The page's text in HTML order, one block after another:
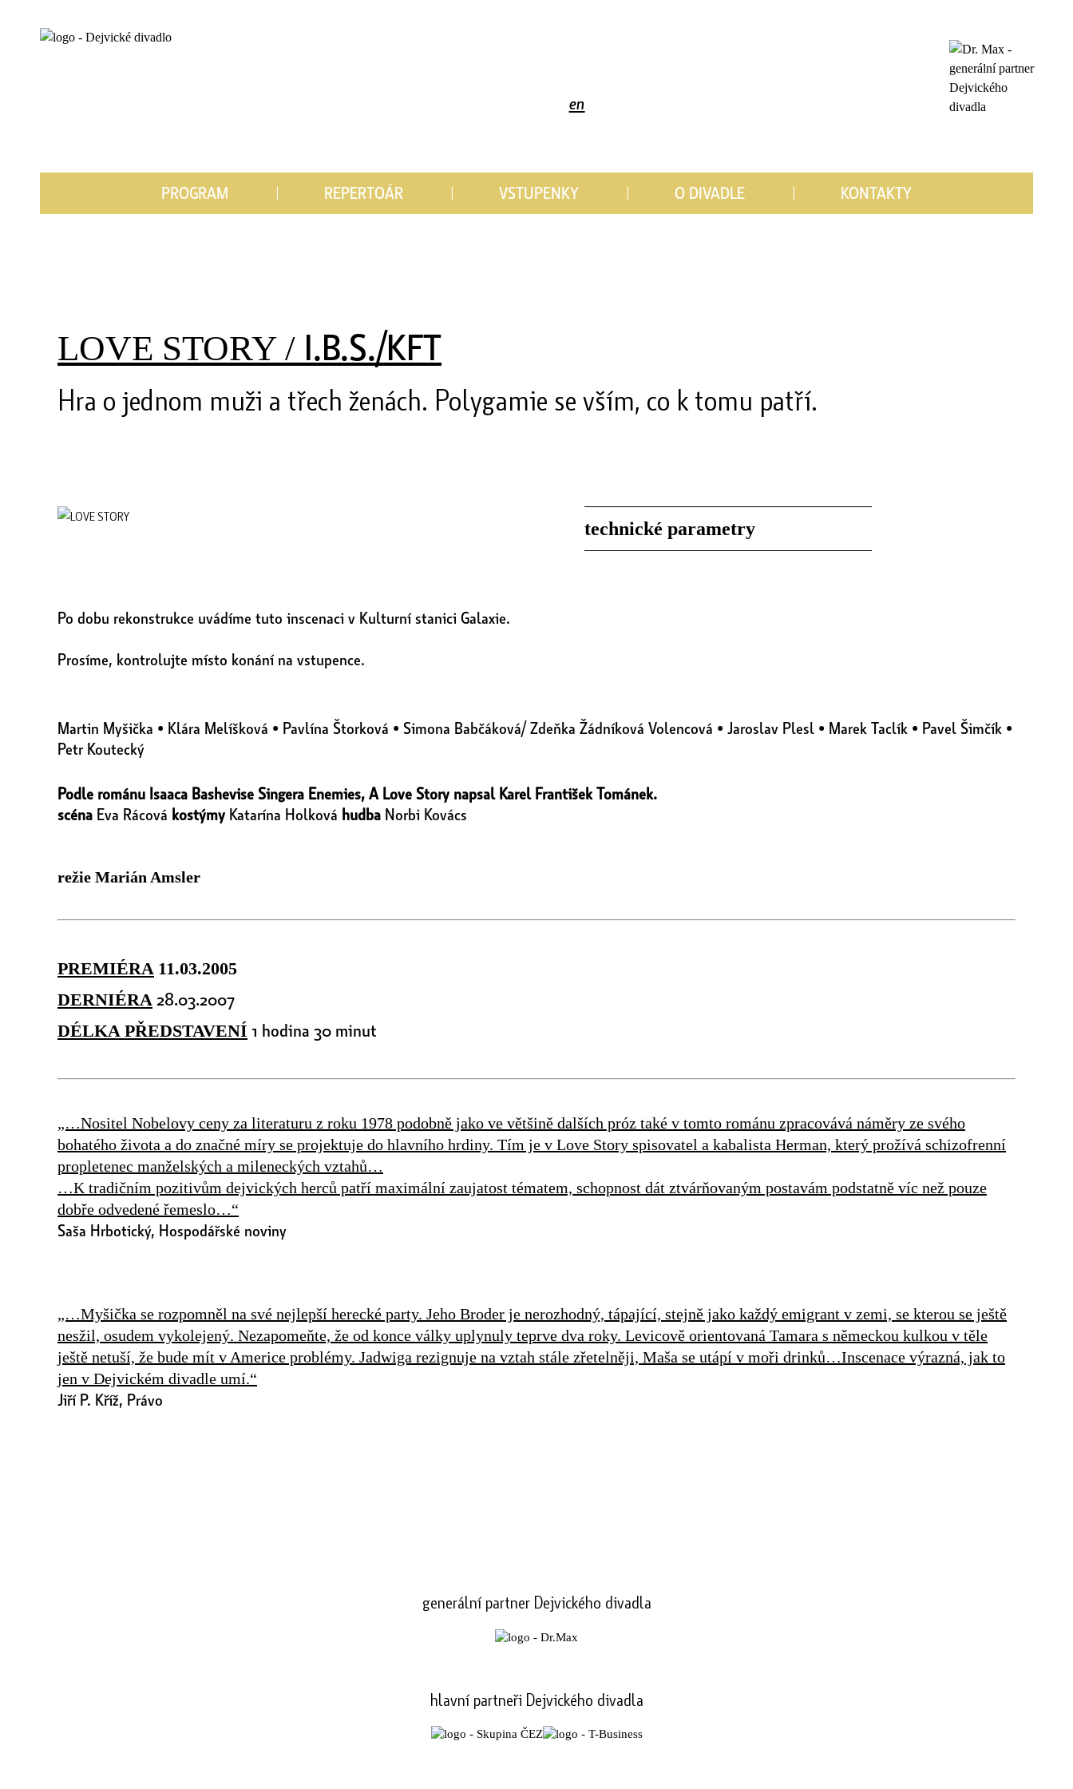
PROGRAM REPERTOÁR VSTUPENKY O DIVADLE KONTAKTY
en
LOVE STORY / I.B.S./KFT
Hra o jednom muži a třech ženách. Polygamie se vším, co k tomu patří.
technické parametry
Po dobu rekonstrukce uvádíme tuto inscenaci v Kulturní stanici Galaxie.
Prosíme, kontrolujte místo konání na vstupence.
Martin Myšička • Klára Melíšková • Pavlína Štorková • Simona Babčáková/ Zdeňka Žádníková Volencová • Jaroslav Plesl • Marek Taclík • Pavel Šimčík •
Petr Koutecký
Podle románu Isaaca Bashevise Singera Enemies, A Love Story napsal Karel František Tománek.
scéna Eva Rácová kostýmy Katarína Holková hudba Norbi Kovács
režie Marián Amsler
PREMIÉRA 11.03.2005
DERNIÉRA 28.03.2007
DÉLKA PŘEDSTAVENÍ 1 hodina 30 minut
„…Nositel Nobelovy ceny za literaturu z roku 1978 podobně jako ve většině dalších próz také v tomto románu zpracovává náměry ze svého
bohatého života a do značné míry se projektuje do hlavního hrdiny. Tím je v Love Story spisovatel a kabalista Herman, který prožívá schizofrenní
propletenec manželských a mileneckých vztahů…
…K tradičním pozitivům dejvických herců patří maximální zaujatost tématem, schopnost dát ztvárňovaným postavám podstatně víc než pouze
dobře odvedené řemeslo…“
Saša Hrbotický, Hospodářské noviny
„…Myšička se rozpomněl na své nejlepší herecké party. Jeho Broder je nerozhodný, tápající, stejně jako každý emigrant v zemi, se kterou se ještě
nesžil, osudem vykolejený. Nezapomeňte, že od konce války uplynuly teprve dva roky. Levicově orientovaná Tamara s německou kulkou v těle
ještě netuší, že bude mít v Americe problémy. Jadwiga rezignuje na vztah stále zřetelněji, Maša se utápí v moři drinků…Inscenace výrazná, jak to
jen v Dejvickém divadle umí.“
Jiří P. Kříž, Právo
generální partner Dejvického divadla
hlavní partneři Dejvického divadla